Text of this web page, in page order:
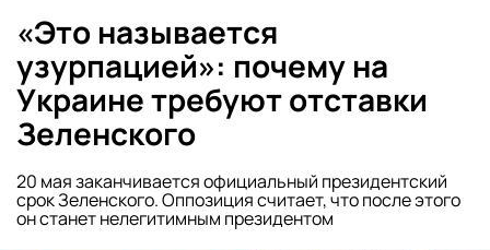
«Это называется
узурпацией»: почему на
Украине требуют отставки
Зеленского
20 мая заканчивается официальный президентский
срок Зеленского. Оппозиция считает, что после этого
он станет нелегитимным президентом